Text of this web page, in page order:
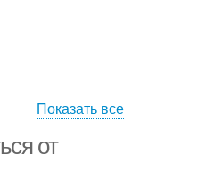
Показать все
от